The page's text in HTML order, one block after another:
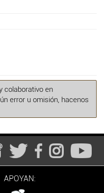
colaborativo en
error u omisión, hacenos
APOYAN: